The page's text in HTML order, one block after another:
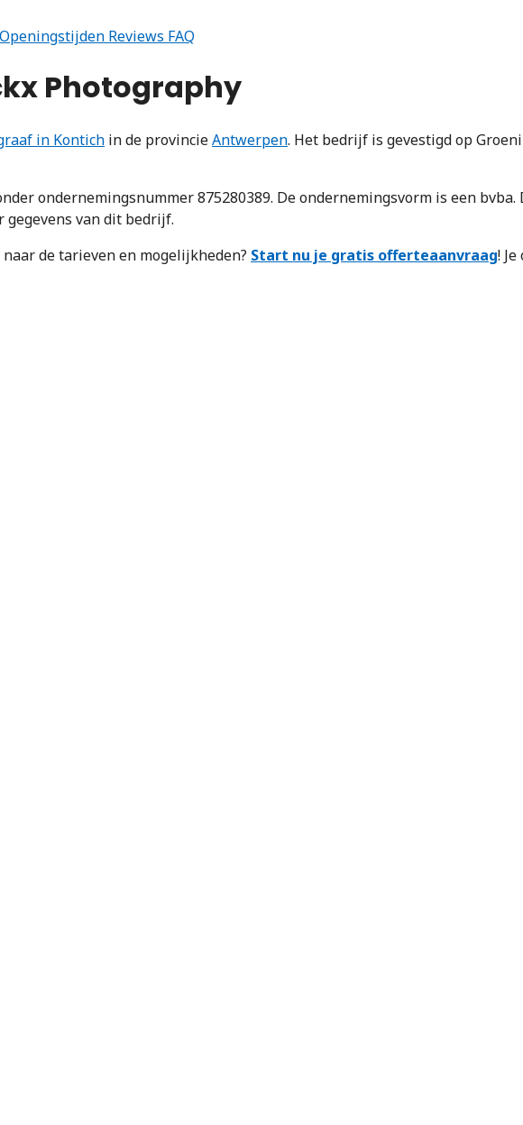
Openingstijden Reviews FAQ
Photography
in Kontich in de provincieAntwerpen. Het bedrijf is gevestigd op
ondernemingsnummer 875280389. De ondernemingsvorm is een
gegevens van dit bedrijf.
de tarieven en mogelijkheden? Start nu je gratis offerteaanvraag!